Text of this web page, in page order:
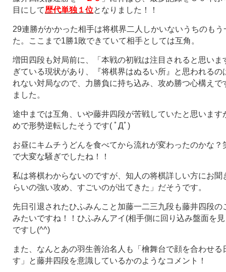
目にして歴代単独１位となりました！！
29連勝がかかった相手は将棋界二人しかいないうちのも
た。ここまで1勝1敗できていて相手としては互角。
増田四段も対局前に、「本戦の初戦は注目されると思いま
ぎている現状があり、『将棋界はぬるい所』と思われるの
れない対局なので、力勝負に持ち込み、攻め勝つ心構えで
ました。
途中までは互角、いや藤井四段が苦戦していたと思います
めで形勢逆転したそうです( ﾟДﾟ)
お昼にキムチうどんを食べてから流れが変わったのかな
で大変な騒ぎでしたね！！
私は将棋わからないのですが、知人の将棋詳しい方にお聞
らいの強い攻め、すごいのが出てきた」だそうです。
先日引退されたひふみんこと加藤一二三九段も藤井四段の
みたいですね！！ひふみんアイ(相手側に回り込み盤面を
ですし(^^)
また、なんとあの羽生善治名人も「檜舞台で顔を合わせ
す」と藤井四段を意識しているかのようなコメント！